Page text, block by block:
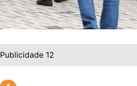
Publicidade 12